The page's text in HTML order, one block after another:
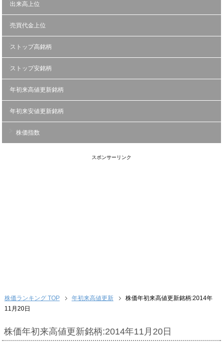
出来高上位
売買代金上位
ストップ高銘柄
ストップ安銘柄
年初来高値更新銘柄
年初来安値更新銘柄
株価指数
スポンサーリンク
株価ランキング TOP 年初来高値更新
株価年初来高値更新銘柄:2014年
11月20日
株価年初来高値更新銘柄:2014年11月20日